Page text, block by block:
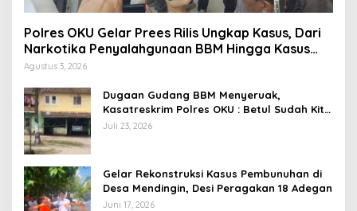
Polres OKU Gelar Prees Rilis Ungkap Kasus, Dari
Narkotika Penyalahgunaan BBM Hingga Kasus
Korupsi
Agustus 3, 2026
Dugaan Gudang BBM Menyeruak,
Kasatreskrim Polres OKU : Betul Sudah Kita
Pasang Police Line
Juli 23, 2026
Gelar Rekonstruksi Kasus Pembunuhan di
Desa Mendingin, Desi Peragakan 18 Adegan
Juni 17, 2026